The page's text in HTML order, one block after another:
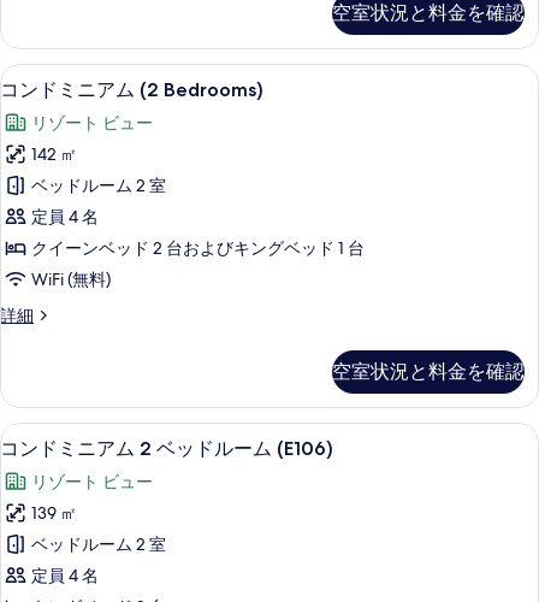
表
示
す
る
ル
ー
ム
(C104)
の
す
べ
て
の
写
表
示
す
る
ニ
ア
ム
ベ
ッ
ド
ル
ー
ム
(C104)
の
詳
細
空室状況と料金を確認
コ
ン
ド
ミ
ニ
ア
ム
(2
Bedrooms)
べ
て
の
写
真
を
コンドミニアム (2 Bedrooms) | リビ
6
コンドミニアム (2 Bedrooms)
リゾート ビュー
142 ㎡
ベッドルーム 2 室
定員 4 名
クイーンベッド 2 台およびキングベッド 1 台
WiFi (無料)
詳細
コ
ニ
ア
ム
Bedrooms)
の
詳
細
空室状況と料金を確認
コ
ン
ド
ミ
ニ
ア
コンドミニアム 2 ベッドルーム
19
コンドミニアム 2 ベッドルーム (E106)
リゾート ビュー
139 ㎡
ベッドルーム 2 室
定員 4 名